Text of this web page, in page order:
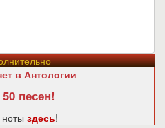
в Антологии
песен!
здесь!